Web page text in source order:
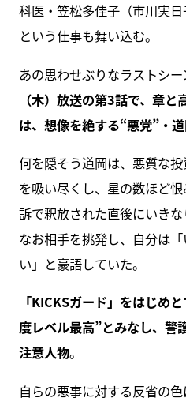
科医・笠松多佳子（市川実日
という仕事も舞い込む。
あの思わせぶりなラストシー
（木）放送の第3話で、章
は、想像を絶する“悪党”・道
何を隠そう道岡は、悪質な
を吸い尽くし、星の数ほど
訴で釈放された直後にいき
なお相手を挑発し、自分は
い」と豪語していた。
「KICKSガード」をはじめ
度レベル最高”とみなし、警
注意人物。
自らの悪事に対する反省の